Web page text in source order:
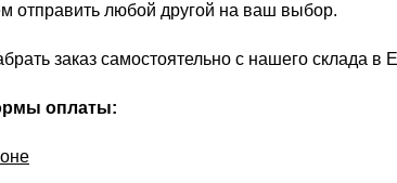
отправить любой другой на ваш выбор.
заказ самостоятельно с нашего склада в
оплаты: